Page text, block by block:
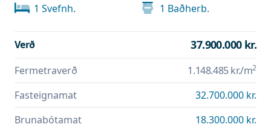
1 Svefnh. 1 Baðherb.
Verð 37.900.000 kr.
Fermetraverð 1.148.485 kr./m2
Fasteignamat
32.700.000 kr.
Brunabótamat
18.300.000 kr.